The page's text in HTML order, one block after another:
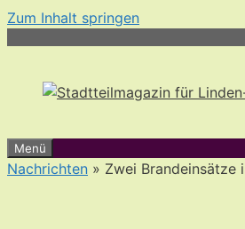
Zum Inhalt springen
Menü
Nachrichten » Zwei Brandeinsätze